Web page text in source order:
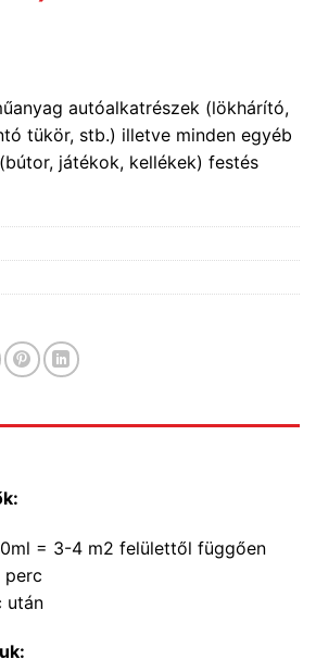
autóalkatrészek (lökhárító,
tükör, stb.) illetve minden egyéb
játékok, kellékek) festés
= 3-4 m2 felülettől függően
perc
után